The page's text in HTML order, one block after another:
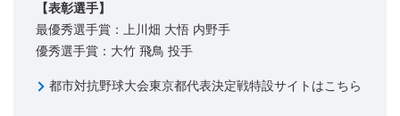
【表彰選手】
最優秀選手賞：上川畑 大悟 内野手
優秀選手賞：大竹 飛鳥 投手
都市対抗野球大会東京都代表決定戦特設サイトはこちら